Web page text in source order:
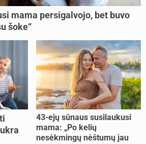
mama persigalvojo, bet buvo
šoke“
43-ejų sūnaus susilaukusi
mama: „Po kelių
nesėkmingų nėštumų jau